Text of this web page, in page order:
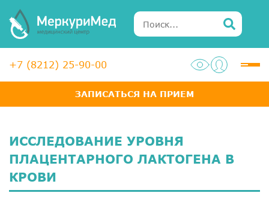
+7 (8212) 25-90-00
ЗАПИСАТЬСЯ НА ПРИЕМ
Услуги
Диагностика
ИССЛЕДОВАНИЕ УРОВНЯ
ПЛАЦЕНТАРНОГО ЛАКТОГЕНА В
КРОВИ